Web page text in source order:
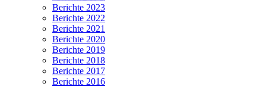
Berichte 2023
Berichte 2022
Berichte 2021
Berichte 2020
Berichte 2019
Berichte 2018
Berichte 2017
Berichte 2016